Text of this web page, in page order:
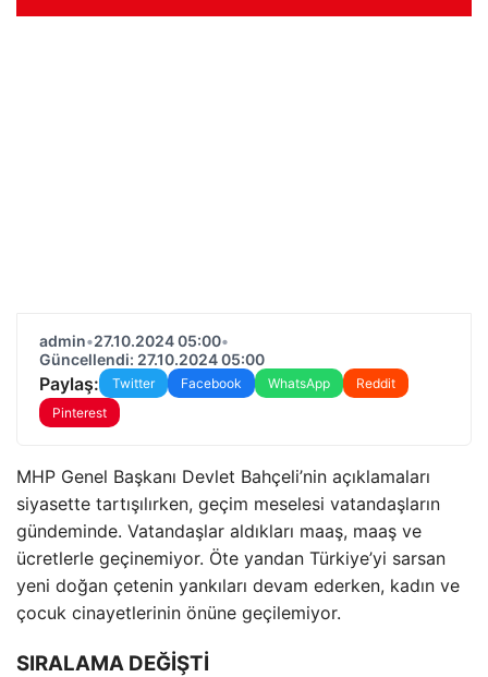
admin•27.10.2024 05:00•
Güncellendi: 27.10.2024 05:00
Paylaş: Twitter Facebook WhatsApp
Reddit
Pinterest
MHP Genel Başkanı Devlet Bahçeli’nin açıklamaları
siyasette tartışılırken, geçim meselesi vatandaşların
gündeminde. Vatandaşlar aldıkları maaş, maaş ve
ücretlerle geçinemiyor. Öte yandan Türkiye’yi sarsan
yeni doğan çetenin yankıları devam ederken, kadın ve
çocuk cinayetlerinin önüne geçilemiyor.
SIRALAMA DEĞİŞTİ